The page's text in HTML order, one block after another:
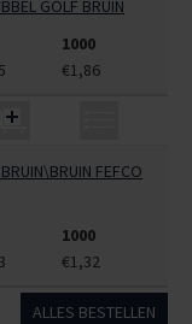
GOLF BRUIN
1000
€1,86
FEFCO
1000
€1,32
ALLES BESTELLEN